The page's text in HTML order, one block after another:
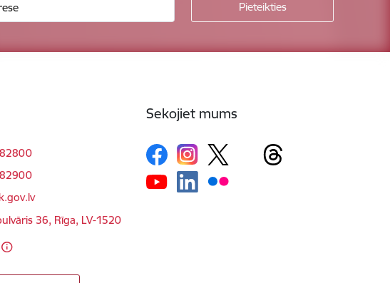
36, Rīga, LV-1520
Sekojiet mums